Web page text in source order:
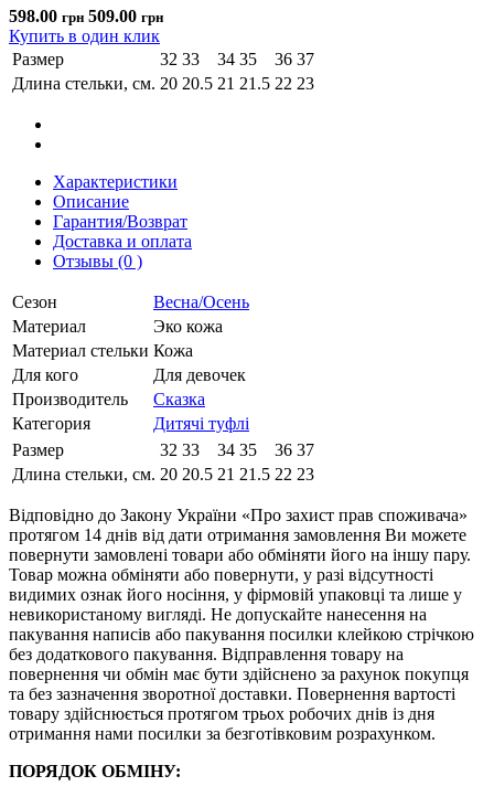
598.00 грн 509.00 грн
Купить в один клик
Размер
32 33 34 35 36 37
Длина стельки, см. 20 20.5 21 21.5 22 23
Характеристики
Описание
Гарантия/Возврат
Доставка и оплата
Отзывы (0 )
Сезон
Весна/Осень
Материал
Эко кожа
Материал стельки Кожа
Для кого
Для девочек
Производитель
Сказка
Категория
Дитячі туфлі
Размер
32 33 34 35 36 37
Длина стельки, см. 20 20.5 21 21.5 22 23
Відповідно до Закону України «Про захист прав споживача»
протягом 14 днів від дати отримання замовлення Ви можете
повернути замовлені товари або обміняти його на іншу пару.
Товар можна обміняти або повернути, у разі відсутності
видимих ​​ознак його носіння, у фірмовій упаковці та лише у
невикористаному вигляді. Не допускайте нанесення на
пакування написів або пакування посилки клейкою стрічкою
без додаткового пакування. Відправлення товару на
повернення чи обмін має бути здійснено за рахунок покупця
та без зазначення зворотної доставки. Повернення вартості
товару здійснюється протягом трьох робочих днів із дня
отримання нами посилки за безготівковим розрахунком.
ПОРЯДОК ОБМІНУ: